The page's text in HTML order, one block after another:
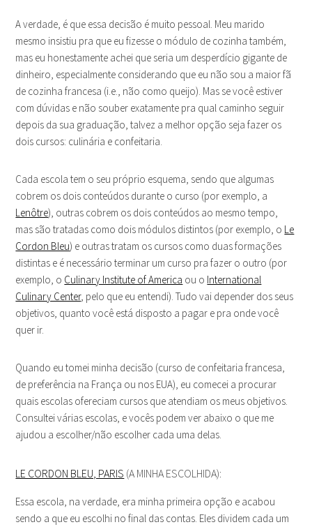
A verdade, é que essa decisão é muito pessoal. Meu marido
mesmo insistiu pra que eu fizesse o módulo de cozinha também,
mas eu honestamente achei que seria um desperdício gigante de
dinheiro, especialmente considerando que eu não sou a maior fã
de cozinha francesa (i.e., não como queijo). Mas se você estiver
com dúvidas e não souber exatamente pra qual caminho seguir
depois da sua graduação, talvez a melhor opção seja fazer os
dois cursos: culinária e confeitaria.
Cada escola tem o seu próprio esquema, sendo que algumas
cobrem os dois conteúdos durante o curso (por exemplo, a
Lenôtre), outras cobrem os dois conteúdos ao mesmo tempo,
mas são tratadas como dois módulos distintos (por exemplo, o Le
Cordon Bleu) e outras tratam os cursos como duas formações
distintas e é necessário terminar um curso pra fazer o outro (por
exemplo, o Culinary Institute of America ou o International
Culinary Center, pelo que eu entendi). Tudo vai depender dos seus
objetivos, quanto você está disposto a pagar e pra onde você
quer ir.
Quando eu tomei minha decisão (curso de confeitaria francesa,
de preferência na França ou nos EUA), eu comecei a procurar
quais escolas ofereciam cursos que atendiam os meus objetivos.
Consultei várias escolas, e vocês podem ver abaixo o que me
ajudou a escolher/não escolher cada uma delas.
LE CORDON BLEU, PARIS (A MINHA ESCOLHIDA):
Essa escola, na verdade, era minha primeira opção e acabou
sendo a que eu escolhi no final das contas. Eles dividem cada um